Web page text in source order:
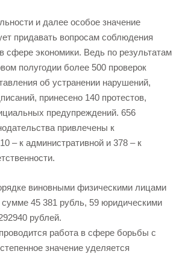
и далее особое значение
придавать вопросам соблюдения
сфере экономики. Ведь по результатам
полугодии более 500 проверок
об устранении нарушений,
принесено 140 протестов,
предупреждений. 656
привлечены к
– к административной и 378 – к
виновными физическими лицами
45 381 рубль, 59 юридическими
рублей.
работа в сфере борьбы с
значение уделяется